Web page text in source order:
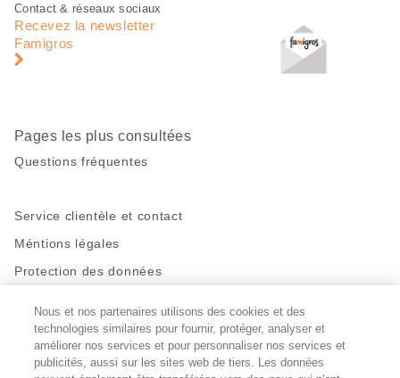
Pied
page
Navigation
pied
Contact & réseaux sociaux
Recevez la newsletter
Famigros
Pages les plus consultées
Questions fréquentes
Service clientèle et contact
Méntions légales
Protection des données
Restez en contact!
Facebook
http://twitter.com/migros
https://www.youtube.com/user/
PinterestInstagram
Nous et nos partenaires utilisons des cookies et des
technologies similaires pour fournir, protéger, analyser et
améliorer nos services et pour personnaliser nos services et
publicités, aussi sur les sites web de tiers. Les données